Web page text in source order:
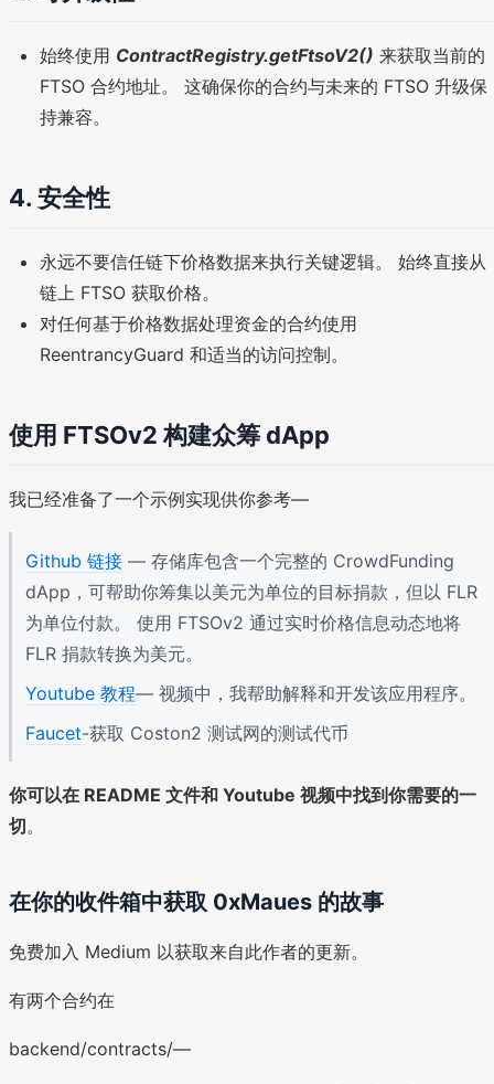
始终使用 ContractRegistry.getFtsoV2() 来获取当前的
FTSO 合约地址。 这确保你的合约与未来的 FTSO 升级保
持兼容。
4. 安全性
永远不要信任链下价格数据来执行关键逻辑。 始终直接从
链上 FTSO 获取价格。
对任何基于价格数据处理资金的合约使用
ReentrancyGuard 和适当的访问控制。
使用 FTSOv2 构建众筹 dApp
我已经准备了一个示例实现供你参考—
Github 链接 — 存储库包含一个完整的 CrowdFunding
dApp，可帮助你筹集以美元为单位的目标捐款，但以 FLR
为单位付款。 使用 FTSOv2 通过实时价格信息动态地将
FLR 捐款转换为美元。
Youtube 教程— 视频中，我帮助解释和开发该应用程序。
Faucet-获取 Coston2 测试网的测试代币
你可以在 README 文件和 Youtube 视频中找到你需要的一
切。
在你的收件箱中获取 0xMaues 的故事
免费加入 Medium 以获取来自此作者的更新。
有两个合约在
backend/contracts/—